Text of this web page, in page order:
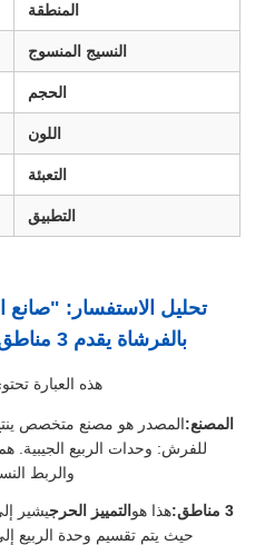
المنطقة
النسيج المنسوج
الحجم
اللون
التعبئة
التطبيق
تحليل الاستفسار: "صانع
بالفرشاة يقدم 3 مناطق لفائف الوسائد الجيبية"
هذه العبارة
المصنع:المصدر هو مصنع متخصص
للفرش: وحدات الربيع الجيبية.
والربط
3 مناطق: هذا هو التمييز الحرجيشير
حيث يتم تقسيم وحدة الربيع